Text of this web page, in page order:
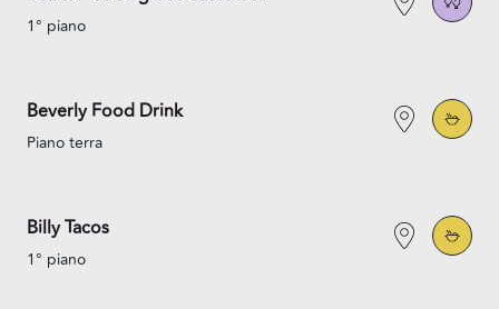
1° piano
Beverly Food Drink
Piano terra
Billy Tacos
1° piano